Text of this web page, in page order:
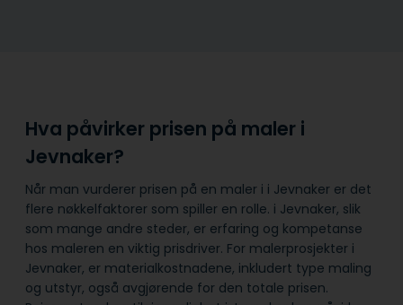
Hva påvirker prisen på maler i
Jevnaker?
Når man vurderer prisen på en maler i i Jevnaker er det
flere nøkkelfaktorer som spiller en rolle. i Jevnaker, slik
som mange andre steder, er erfaring og kompetanse
hos maleren en viktig prisdriver. For malerprosjekter i
Jevnaker, er materialkostnadene, inkludert type maling
og utstyr, også avgjørende for den totale prisen.